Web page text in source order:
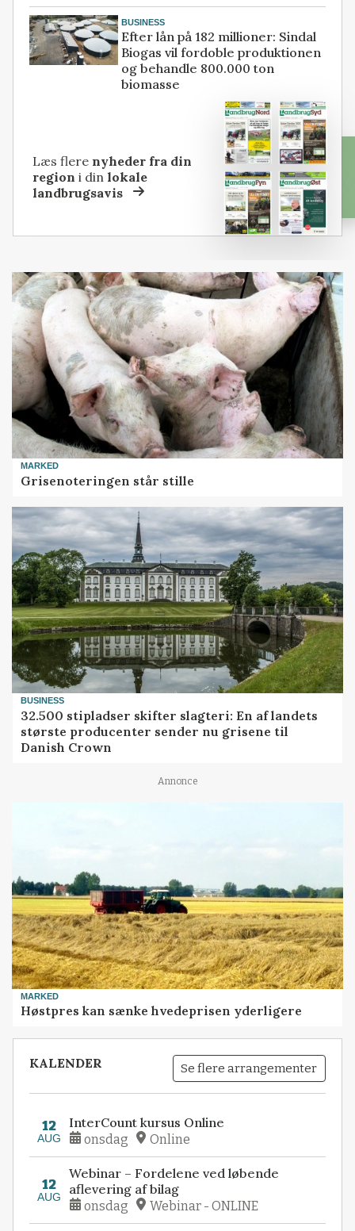
BUSINESS
Efter lån på 182 millioner: Sindal
Biogas vil fordoble produktionen
og behandle 800.000 ton
biomasse
Læs flere nyheder fra din
region i dinlokale
landbrugsavis
MARKED
Grisenoteringen står stille
BUSINESS
32.500 stipladser skifter slagteri: En af landets
største producenter sender nu grisene til
Danish Crown
Annonce
MARKED
Høstpres kan sænke hvedeprisen yderligere
KALENDER Se flere arrangementer
12
AUG
InterCount kursus Online
onsdag Online
12
AUG
Webinar – Fordelene ved løbende
aflevering af bilag
onsdag Webinar - ONLINE